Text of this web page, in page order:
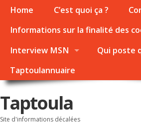
Home C’est quoi ça ?
Informations sur la finalité des
Interview MSN
Qui poste
Taptoulannuaire
Taptoula
Site d'informations décalées